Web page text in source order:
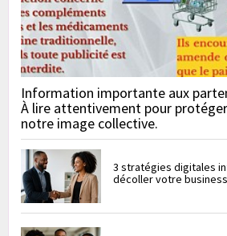
Information importante aux
À lire attentivement pour
notre image collective.
3 stratégies digitales
décoller votre business